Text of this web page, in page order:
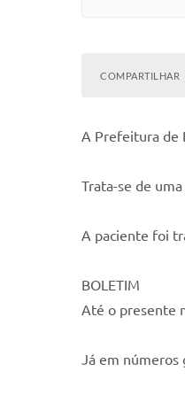
COMPARTILHAR
A Prefeitura de
Trata-se de
A paciente foi
BOLETIM
Até o presente
Já em números